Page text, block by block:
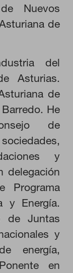
Nuevos
de
del
Asturias.
de
He
de
y
delegación
Programa
y Energía.
de Juntas
y
energía,
en
web funcione y
Puede
sobre estas
Estas
de identificación
y fuentes de
son las más o
por el sitio.
es agregada y,